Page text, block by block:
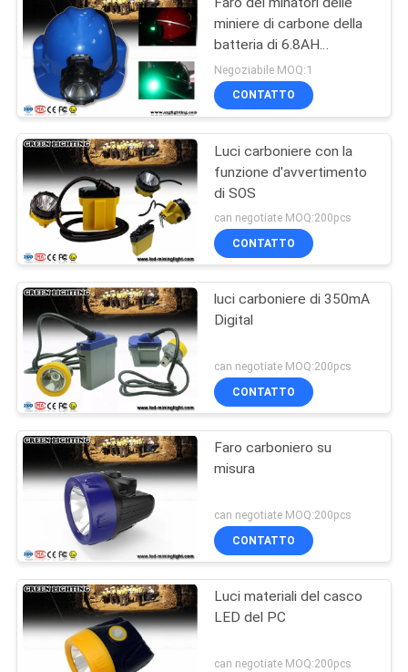
miniere di carbone della
batteria di 6.8AH
Panasonic
Negoziabile MOQ:1
CONTATTO
Luci carboniere con la
funzione d'avvertimento
di SOS
can negotiate MOQ:200pcs
CONTATTO
luci carboniere di 350mA
Digital
can negotiate MOQ:200pcs
CONTATTO
Faro carboniero su
misura
can negotiate MOQ:200pcs
CONTATTO
Luci materiali del casco
LED del PC
can negotiate MOQ:200pcs